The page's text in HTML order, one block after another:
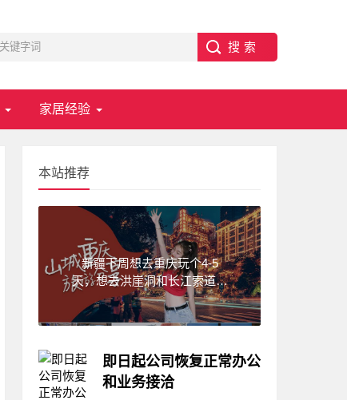
家居经验
本站推荐
新疆下周想去重庆玩个4-5
天，想去洪崖洞和长江索道，
武隆天坑,求一份重庆旅游攻
略！费用不要太高?
即日起公司恢复正常办公
和业务接洽